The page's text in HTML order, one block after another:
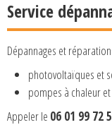
Service
Dépannages et
photovoltaïques et
pompes à chaleur
Appeler le 06 01 99 72